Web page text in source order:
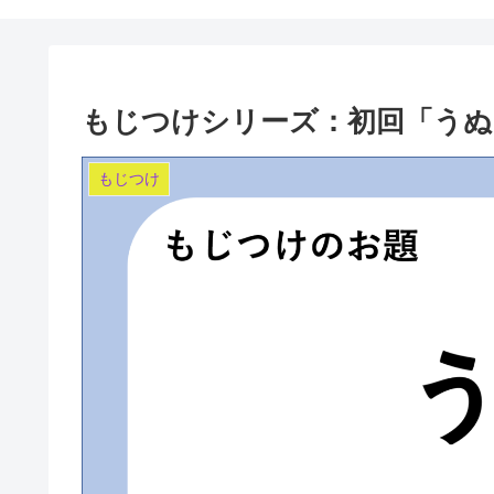
もじつけシリーズ：初回「う
もじつけ